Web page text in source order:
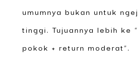
umumnya bukan untuk
tinggi. Tujuannya lebih ke
pokok + return moderat”.